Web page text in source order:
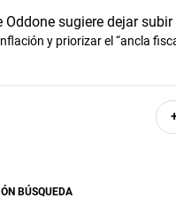
y priorizar el “ancla
BÚSQUEDA